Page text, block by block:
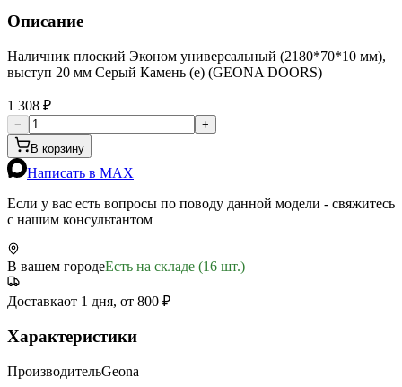
Описание
Наличник плоский Эконом универсальный (2180*70*10 мм),
выступ 20 мм Серый Камень (е) (GEONA DOORS)
1 308 ₽
−
+
В корзину
Написать в MAX
Если у вас есть вопросы по поводу данной модели - свяжитесь
с нашим консультантом
В вашем городеЕсть на складе (16 шт.)
Доставкаот 1 дня, от 800 ₽
Характеристики
ПроизводительGeona